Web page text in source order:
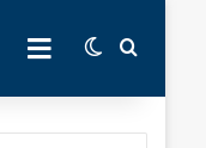
РУБРИКИSwitch skin